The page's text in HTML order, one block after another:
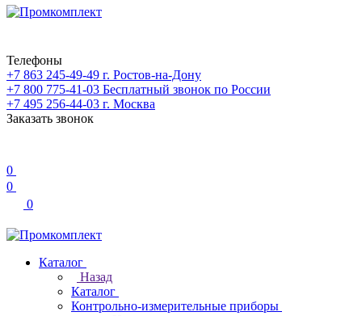
Телефоны
+7 863 245-49-49 г. Ростов-на-Дону
+7 800 775-41-03 Бесплатный звонок по России
+7 495 256-44-03 г. Москва
Заказать звонок
0
0
0
Каталог
Назад
Каталог
Контрольно-измерительные приборы